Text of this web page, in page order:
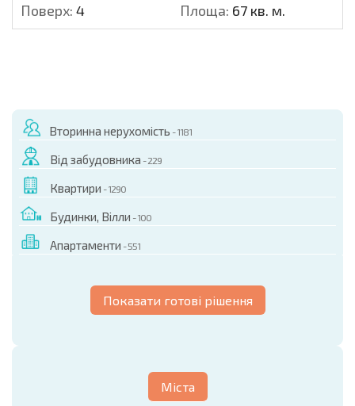
Поверх: 4 Площа: 67 кв. м.
Вторинна нерухомість - 1181
Від забудовника - 229
Квартири - 1290
Будинки, Вілли - 100
Апартаменти - 551
Показати готові рішення
Міста